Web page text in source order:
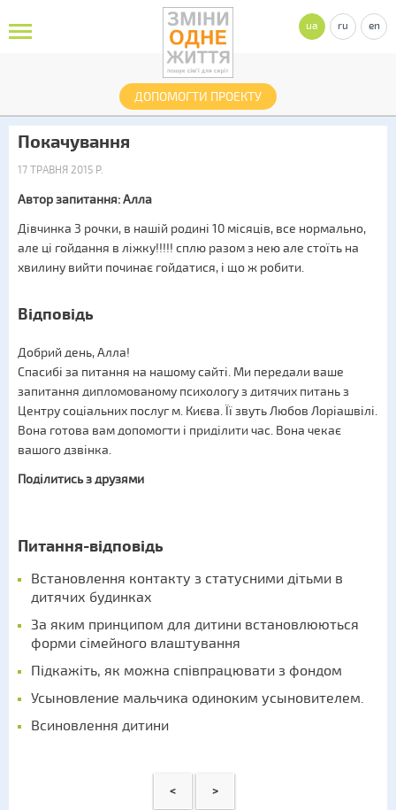
ДОПОМОГТИ ПРОЕКТУ
ua ru en
Покачування
17 ТРАВНЯ 2015 Р.
Автор запитання: Алла
Дівчинка 3 рочки, в нашій родині 10 місяців, все нормально,
але ці гойдання в ліжку!!!!! сплю разом з нею але стоїть на
хвилину вийти починає гойдатися, і що ж робити.
Відповідь
Добрий день, Алла!
Спасибі за питання на нашому сайті. Ми передали ваше
запитання дипломованому психологу з дитячих питань з
Центру соціальних послуг м. Києва. Її звуть Любов Лоріашвілі.
Вона готова вам допомогти і приділити час. Вона чекає
вашого дзвінка.
Поділитись з друзями
Питання-відповідь
Встановлення контакту з статусними дітьми в
дитячих будинках
За яким принципом для дитини встановлюються
форми сімейного влаштування
Підкажіть, як можна співпрацювати з фондом
Усыновление мальчика одиноким усыновителем.
Всиновлення дитини
< >